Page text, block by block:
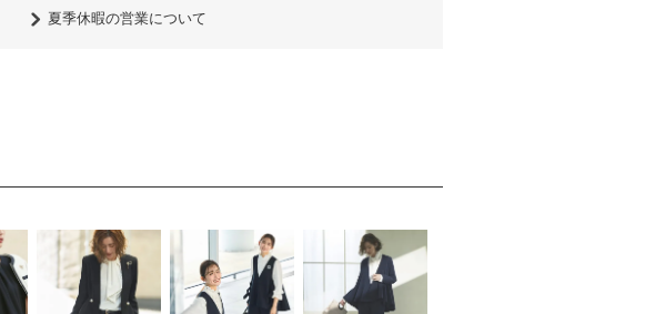
夏季休暇の営業について